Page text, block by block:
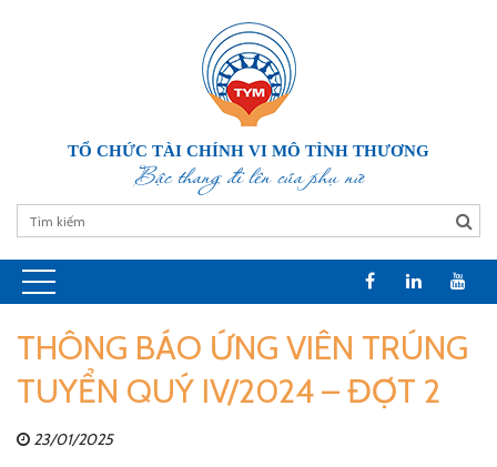
TỔ CHỨC TÀI CHÍNH VI MÔ TÌNH THƯƠNG
Bậc thang đi lên của phụ nữ
THÔNG BÁO ỨNG VIÊN TRÚNG
TUYỂN QUÝ IV/2024 – ĐỢT 2
23/01/2025